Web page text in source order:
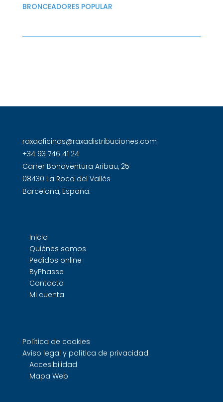
BRONCEADORES POPULAR
raxaoficinas@raxadistribuciones.com
+34 93 746 41 24
Carrer Bonaventura Aribau, 25
08430 La Roca del Vallès
Barcelona, España.
Inicio
Quiénes somos
Pedidos online
ByPhasse
Contacto
Mi cuenta
Política de cookies
Aviso legal y política de privacidad
Accesibilidad
Mapa Web